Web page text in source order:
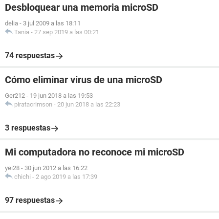
Desbloquear una memoria microSD
delia - 3 jul 2009 a las 18:11
Tania - 27 sep 2019 a las 00:21
74 respuestas
Cómo eliminar virus de una microSD
Ger212 - 19 jun 2018 a las 19:53
piratacrimson - 20 jun 2018 a las 22:23
3 respuestas
Mi computadora no reconoce mi microSD
yei28 - 30 jun 2012 a las 16:22
chichi - 2 ago 2019 a las 17:39
97 respuestas